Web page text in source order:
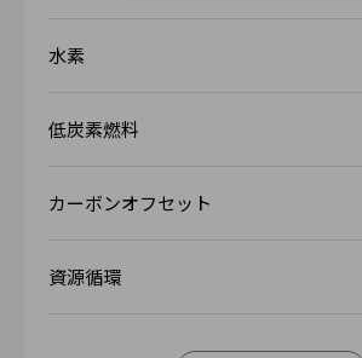
水素
低炭素燃料
カーボンオフセット
資源循環